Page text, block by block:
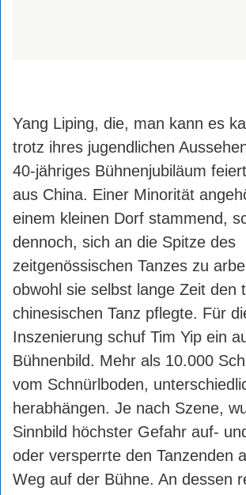
Yang Liping, die, man kann es
trotz ihres jugendlichen
40-jähriges Bühnenjubiläum
aus China. Einer Minorität
einem kleinen Dorf stammend,
dennoch, sich an die Spitze des
zeitgenössischen Tanzes zu
obwohl sie selbst lange Zeit den
chinesischen Tanz pflegte. Für
Inszenierung schuf Tim Yip ein
Bühnenbild. Mehr als 10.000
vom Schnürlboden,
herabhängen. Je nach Szene,
Sinnbild höchster Gefahr auf-
oder versperrte den Tanzenden
Weg auf der Bühne. An dessen